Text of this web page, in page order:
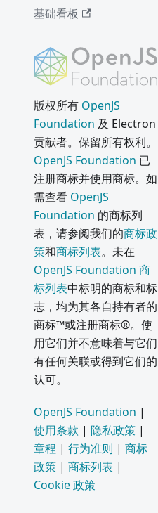
基础看板
版权所有 OpenJS
Foundation 及 Electron
贡献者。保留所有权利。
OpenJS Foundation 已
注册商标并使用商标。如
需查看 OpenJS
Foundation 的商标列
表，请参阅我们的商标政
策和商标列表。未在
OpenJS Foundation 商
标列表中标明的商标和标
志，均为其各自持有者的
商标™或注册商标®。使
用它们并不意味着与它们
有任何关联或得到它们的
认可。
OpenJS Foundation |
使用条款 | 隐私政策 |
章程 | 行为准则 | 商标
政策 | 商标列表 |
Cookie 政策